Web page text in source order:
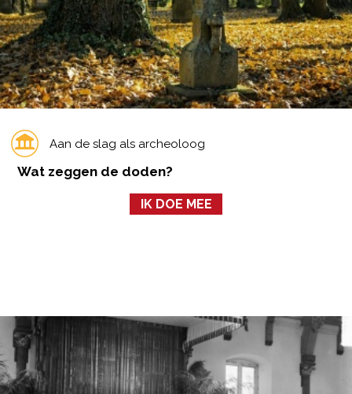
Aan de slag als archeoloog
Wat zeggen de doden?
IK DOE MEE